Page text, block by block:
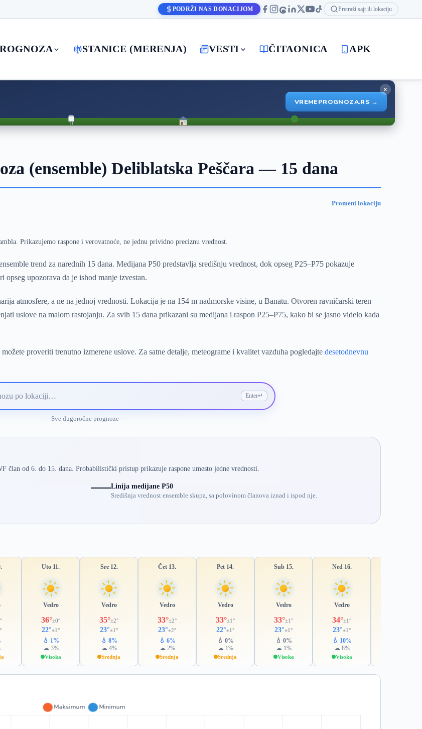
PODRŽI NAS DONACIJOM Pretraži sajt ili lokaciju
STANICE (MERENJA) VESTI ČITAONICA APK
VREMEPROGNOZA.RS →
×
(ensemble) Deliblatska Peščara — 15 dana
Promeni lokaciju
Prikazujemo raspone i verovatnoće, ne jednu prividno preciznu vrednost.
trend za narednih 15 dana. Medijana P50 predstavlja središnju vrednost, dok opseg P25–P75 pokazuje
opseg upozorava da je ishod manje izvestan.
atmosfere, a ne na jednoj vrednosti. Lokacija je na 154 m nadmorske visine, u Banatu. Otvoren ravničarski teren
uslove na malom rastojanju. Za svih 15 dana prikazani su medijana i raspon P25–P75, kako bi se jasno videlo kada
proveriti trenutno izmerene uslove. Za satne detalje, meteograme i kvalitet vazduha pogledajtedesetodnevnu
Enter↵
— Sve dugoročne prognoze —
od 6. do 15. dana. Probabilistički pristup prikazuje raspone umesto jedne vrednosti.
Linija medijane P50
Središnja vrednost ensemble skupa, sa polovinom članova iznad i ispod nje.
Uto 11.
Vedro
36°±0°
22°±1°
💧 1%
☁ 3%
Visoka
Sre 12.
Vedro
35°±2°
23°±1°
💧 8%
☁ 4%
Srednja
Čet 13.
Vedro
33°±2°
23°±2°
💧 6%
☁ 2%
Srednja
Pet 14.
Vedro
33°±1°
22°±1°
💧 0%
☁ 1%
Srednja
Sub 15.
Vedro
33°±1°
23°±1°
💧 0%
☁ 1%
Visoka
Ned 16.
Vedro
34°±1°
23°±1°
💧 10%
☁ 8%
Visoka